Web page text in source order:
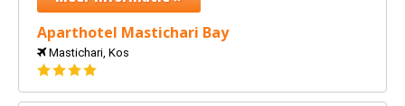
Aparthotel Mastichari Bay
Mastichari, Kos
4